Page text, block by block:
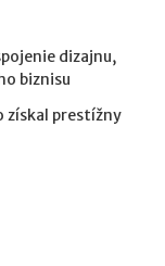
dizajnu,
biznisu
prestížny